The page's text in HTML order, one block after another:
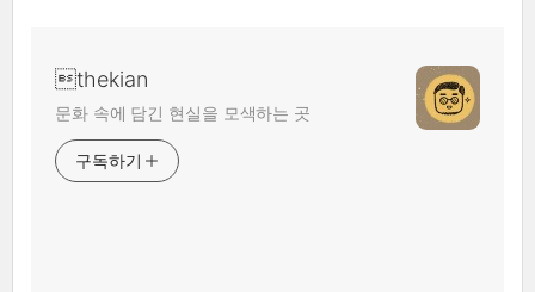
thekian
문화 속에 담긴 현실을 모색하는 곳
구독하기